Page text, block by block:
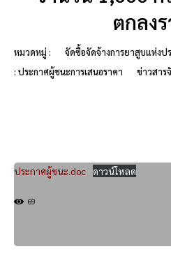
ตกลง
หมวดหมู่ :
จัดซื้อจัดจ้างการยาสูบแห่งป
: ประกาศผู้ชนะการเสนอราคา
ข่าวสาร
ประกาศผู้ชนะ.doc ดาวน์โหลด
69